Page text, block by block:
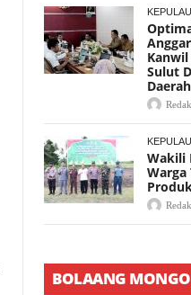
Sulut
Daerah
Wakili
BOLAANG